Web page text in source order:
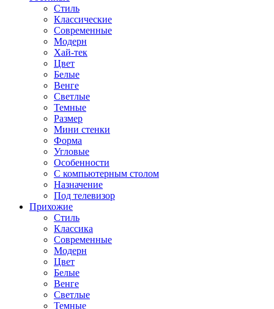
Стиль
Классические
Современные
Модерн
Хай-тек
Цвет
Белые
Венге
Светлые
Темные
Размер
Мини стенки
Форма
Угловые
Особенности
С компьютерным столом
Назначение
Под телевизор
Прихожие
Стиль
Классика
Современные
Модерн
Цвет
Белые
Венге
Светлые
Темные